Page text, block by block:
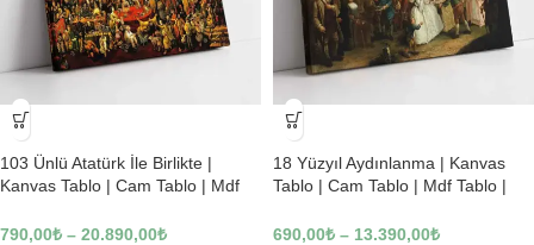
-23%
103 Ünlü Atatürk İle Birlikte |
Kanvas Tablo | Cam Tablo | Mdf
790,00₺ – 20.890,00₺
-23%
18 Yüzyıl Aydınlanma | Kanvas
Tablo | Cam Tablo | Mdf Tablo |
690,00₺ – 13.390,00₺